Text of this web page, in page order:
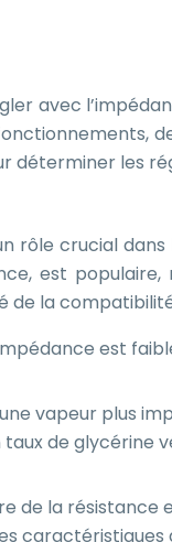
avec
déterminer les
rôle crucial
est populaire,
de la
est
vapeur plus
de glycérine
de la résistance
caractéristiques